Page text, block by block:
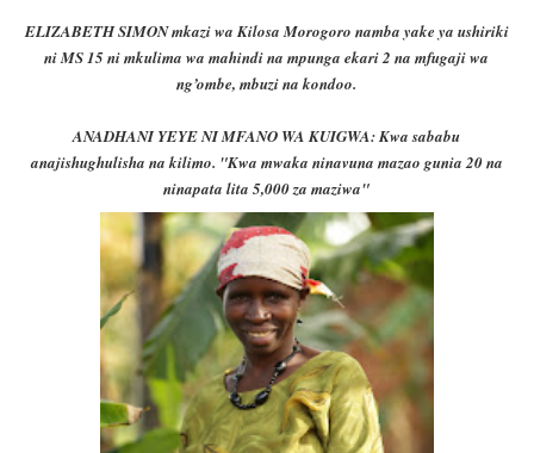
ELIZABETH SIMON mkazi wa Kilosa Morogoro namba yake ya ushiriki
ni MS 15 ni mkulima wa mahindi na mpunga ekari 2 na mfugaji wa
ng’ombe, mbuzi na kondoo.
ANADHANI YEYE NI MFANO WA KUIGWA: Kwa sababu
anajishughulisha na kilimo. "Kwa mwaka ninavuna mazao gunia 20 na
ninapata lita 5,000 za maziwa"